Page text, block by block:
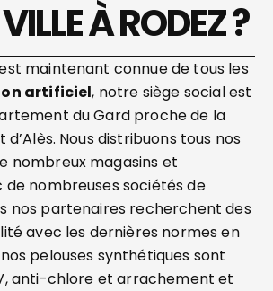
À RODEZ ?
maintenant connue de tous les
artificiel, notre siège social est
du Gard proche de la
d’Alès. Nous distribuons tous nos
nombreux magasins et
de nombreuses sociétés de
nos partenaires recherchent des
avec les dernières normes en
pelouses synthétiques sont
anti-chlore et arrachement et